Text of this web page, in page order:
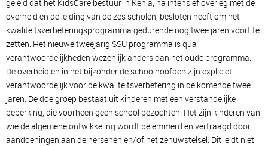
geleid dat het KidsCare bestuur in Kenia, na intensief overleg met de
overheid en de leiding van de zes scholen, besloten heeft om het
kwaliteitsverbeteringsprogramma gedurende nog twee jaren voort te
zetten. Het nieuwe tweejarig SSU programma is qua
verantwoordelijkheden wezenlijk anders dan het oude programma.
De overheid en in het bijzonder de schoolhoofden zijn expliciet
verantwoordelijk voor de kwaliteitsverbetering in de komende twee
jaren. De doelgroep bestaat uit kinderen met een verstandelijke
beperking, die voorheen geen school bezochten. Het zijn kinderen van
wie de algemene ontwikkeling wordt belemmerd en vertraagd door
aandoeningen aan de hersenen en/of het zenuwstelsel. Dit leidt niet